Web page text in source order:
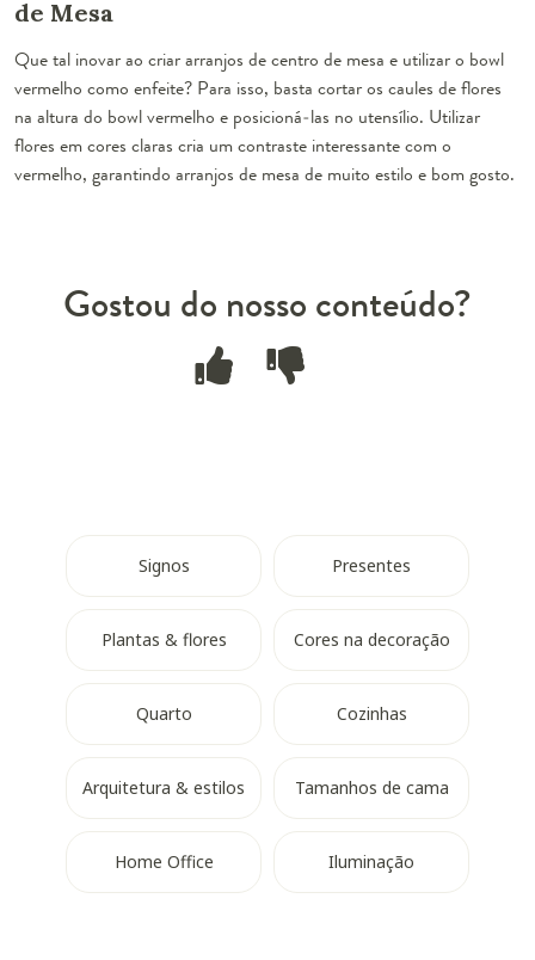
de Mesa
Que tal inovar ao criar arranjos de centro de mesa e utilizar o bowl
vermelho como enfeite? Para isso, basta cortar os caules de flores
na altura do bowl vermelho e posicioná-las no utensílio. Utilizar
flores em cores claras cria um contraste interessante com o
vermelho, garantindo arranjos de mesa de muito estilo e bom gosto.
Gostou do nosso conteúdo?
Signos Presentes
Plantas & flores Cores na decoração
Quarto Cozinhas
Arquitetura & estilos Tamanhos de cama
Home Office Iluminação